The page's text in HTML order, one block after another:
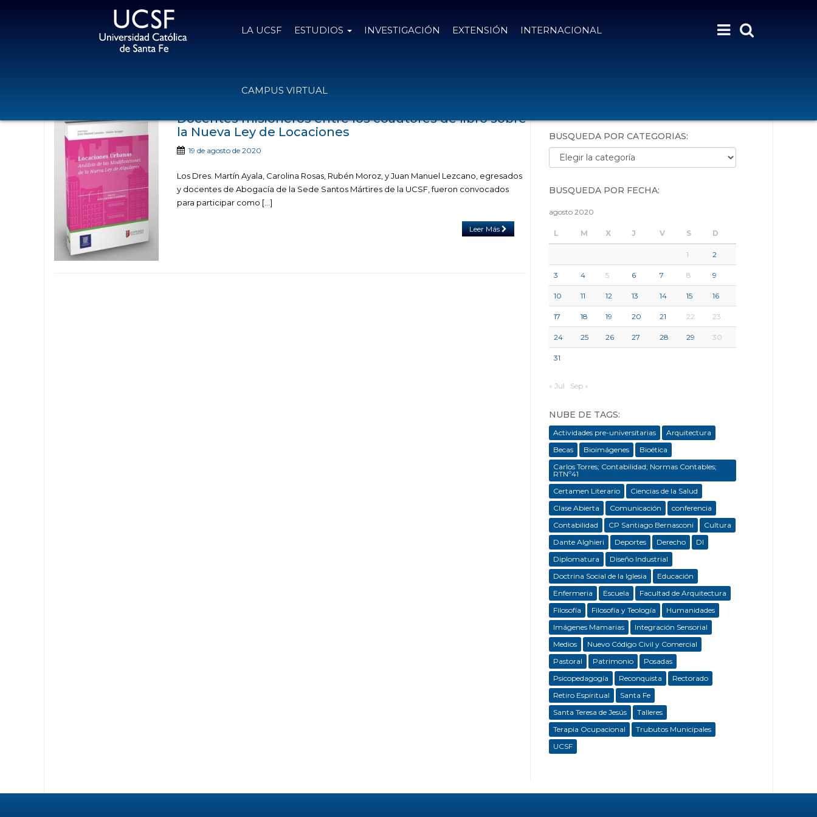
LA UCSF ESTUDIOS INVESTIGACIÓN EXTENSIÓN INTERNACIONAL
CAMPUS VIRTUAL
Docentes misioneros entre los coautores de libro sobre
la Nueva Ley de Locaciones
19 de agosto de 2020
Los Dres. Martín Ayala, Carolina Rosas, Rubén Moroz, y Juan Manuel Lezcano, egresados
y docentes de Abogacía de la Sede Santos Mártires de la UCSF, fueron convocados
para participar como […]
Leer Más
BÚSQUEDA POR CATEGORÍAS:
Búsqueda por categorías:
BÚSQUEDA POR FECHA:
agosto 2020
L M X J V S D
1 2
3 4 5 6 7 8 9
10 11 12 13 14 15 16
17 18 19 20 21 22 23
24 25 26 27 28 29 30
31
« Jul Sep »
NUBE DE TAGS:
Actividades pre-universitarias
Arquitectura
Becas
Bioimágenes
Bioética
Carlos Torres; Contabilidad; Normas Contables;
RTNº41
Certamen Literario
Ciencias de la Salud
Clase Abierta
Comunicación
conferencia
Contabilidad
CP Santiago Bernasconi
Cultura
Dante Alghieri
Deportes Derecho
DI
Diplomatura
Diseño Industrial
Doctrina Social de la Iglesia
Educación
Enfermeria
Escuela
Facultad de Arquitectura
Filosofía
Filosofía y Teología
Humanidades
Imágenes Mamarias
Integración Sensorial
Medios
Nuevo Código Civil y Comercial
Pastoral
Patrimonio
Posadas
Psicopedagogía
Reconquista
Rectorado
Retiro Espiritual
Santa Fe
Santa Teresa de Jesús
Talleres
Terapia Ocupacional
Trubutos Municipales
UCSF